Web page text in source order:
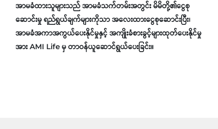
အာမခံထားသူများသည် အာမခံသက်တမ်းအတွင်း မိမိတို့၏ငွေစု
ဆောင်းမှု ရည်ရွယ်ချက်များကိုသာ အလေးထားငွေစုဆောင်းပြီး၊
အာမခံအကာအကွယ်ပေးနိုင်မှုနှင့် အကျိုးခံစားခွင့်များထုတ်ပေးနိုင်မှု
အား AMI Life မှ တာဝန်ယူဆောင်ရွယ်ပေးခြင်း။